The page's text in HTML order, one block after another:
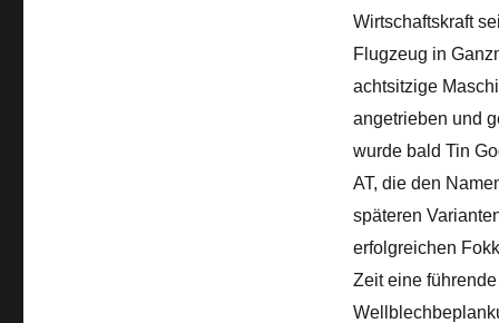
Wirtschaftskraft
Flugzeug in
achtsitzige
angetrieben und
wurde bald Tin
AT, die den
späteren
erfolgreichen
Zeit eine